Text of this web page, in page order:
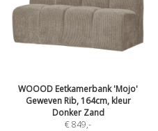
WOOOD Eetkamerbank 'Mojo'
Geweven Rib, 164cm, kleur
Donker Zand
€ 849,-